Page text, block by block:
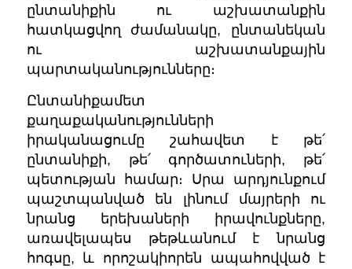
ընտանիքին ու աշխատանքին
հատկացվող ժամանակը, ընտանեկան
ու աշխատանքային
պարտականությունները։
Ընտանիքամետ
քաղաքականությունների
իրականացումը շահավետ է թե՛
ընտանիքի, թե՛ գործատուների, թե՛
պետության համար։ Սրա արդյունքում
պաշտպանված են լինում մայրերի ու
նրանց երեխաների իրավունքները,
առավելապես թեթևանում է նրանց
հոգսը, և որոշակիորեն ապահովված է